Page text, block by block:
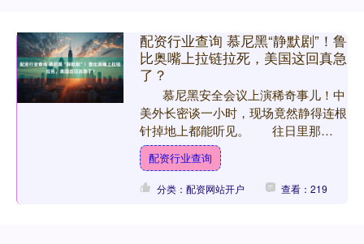
配资行业查询 慕尼黑“静默剧”！鲁
比奥嘴上拉链拉死，美国这回真急
了？
慕尼黑安全会议上演稀奇事儿！中
美外长密谈一小时，现场竟然静得连根
针掉地上都能听见。 往日里那
是“嘴炮连珠”、恨不得把“鹰派”俩字刻
脑门....
配资行业查询
分类：配资网站开户 查看：219